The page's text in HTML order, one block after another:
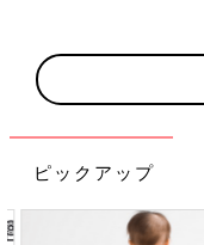
ピックアップ